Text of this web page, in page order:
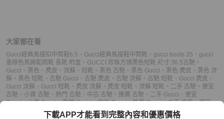
大家都在看
Gucci經典馬接扣中筒鞋6.5 、 Gucci經典馬接鞋中筒靴 、 gucci boots 35 、 gucci
墨綠色馬蹄釦雨靴 長靴 附盒 、 GUCCI 珍珠方頭黑色短靴 尺寸:36.5古馳 、
Gucci 、 黑色 、 麂皮 、 流蘇 、 短靴 、 黑色 古馳 、 黑色 Gucci 、 黑色 麂皮 、 黑色 流
蘇 、 黑色 短靴 、 古馳 Gucci 、 古馳 麂皮 、 古馳 流蘇 、 古馳 短靴 、 Gucci 麂皮 、
Gucci 流蘇 、 Gucci 短靴 、 麂皮 流蘇 、 麂皮 短靴 、 流蘇 短靴 、 二手 古馳 、 便宜
古馳 、 小資 古馳 、 熱門 古馳 、 中古 古馳 、 推薦 古馳 、 二手 Gucci 、 便宜
Gucci、小資 Gucci、熱門 Gucci、中古 Gucci、推薦 Gucci、二手 流蘇、便宜
小資 流蘇、熱門 流蘇 、中古 流蘇、推薦 流蘇、二手 短靴、
下載APP才能看到完整內容和優惠價格